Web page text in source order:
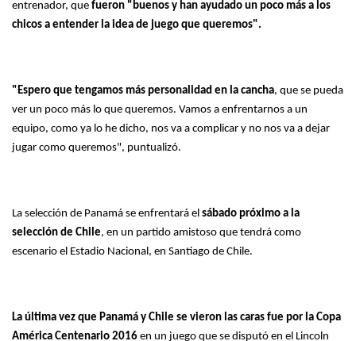
entrenador, que fueron "buenos y han ayudado un poco más a los
chicos a entender la idea de juego que queremos".
"Espero que tengamos más personalidad en la cancha, que se pueda
ver un poco más lo que queremos. Vamos a enfrentarnos a un
equipo, como ya lo he dicho, nos va a complicar y no nos va a dejar
jugar como queremos", puntualizó.
La selección de Panamá se enfrentará el sábado próximo a la
selección de Chile, en un partido amistoso que tendrá como
escenario el Estadio Nacional, en Santiago de Chile.
La última vez que Panamá y Chile se vieron las caras fue por la Copa
América Centenario 2016 en un juego que se disputó en el Lincoln